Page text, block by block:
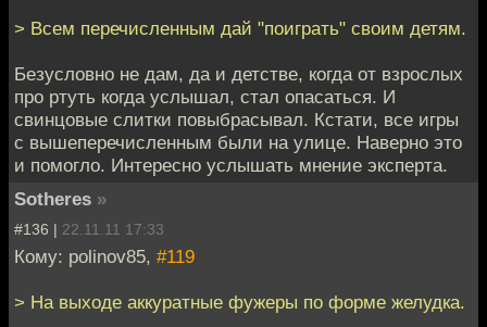
> Всем перечисленным дай "поиграть" своим детям.
Безусловно не дам, да и детстве, когда от взрослых
про ртуть когда услышал, стал опасаться. И
свинцовые слитки повыбрасывал. Кстати, все игры
с вышеперечисленным были на улице. Наверно это
и помогло. Интересно услышать мнение эксперта.
Sotheres »
#136 | 22.11.11 17:33
Кому: polinov85, #119
> На выходе аккуратные фужеры по форме желудка.